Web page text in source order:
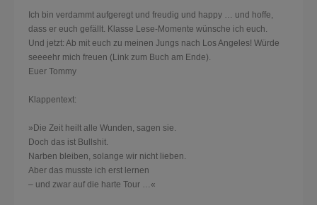
Ich bin verdammt aufgeregt und freudig und happy … und hoffe,
dass er euch gefällt. Klasse Lese-Momente wünsche ich euch.
Und jetzt: Ab mit euch zu meinen Jungs nach Los Angeles! Würde
seeeehr mich freuen (Link zum Buch am Ende).
Euer Tommy
Klappentext:
»Die Zeit heilt alle Wunden, sagen sie.
Doch das ist Bullshit.
Narben bleiben, solange wir nicht lieben.
Aber das musste ich erst lernen
– und zwar auf die harte Tour …«